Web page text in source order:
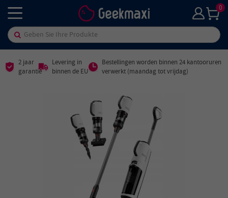
0
2 jaar
garantie
Levering in
binnen de EU
Bestellingen worden binnen 24 kantooruren
verwerkt (maandag tot vrijdag)